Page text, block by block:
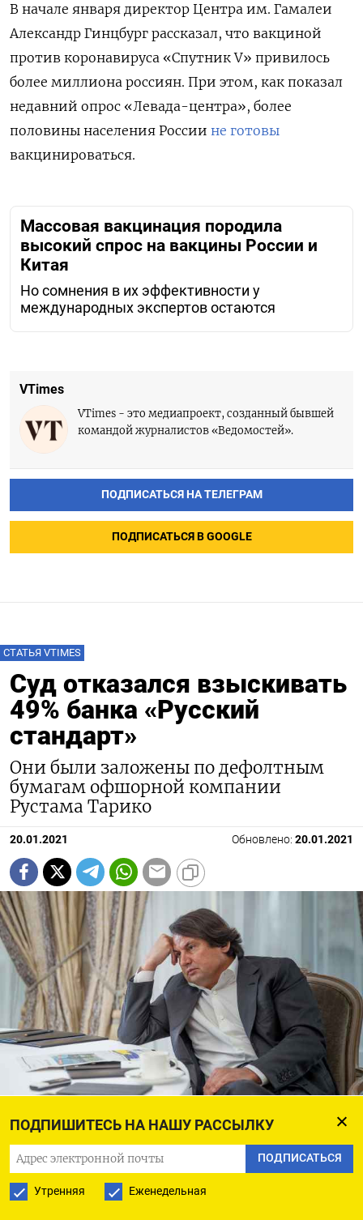
ПОДПИШИТЕСЬ НА НАШУ РАССЫЛКУ
ПОДПИСАТЬСЯ
Утренняя Еженедельная
В начале января директор Центра им. Гамалеи
Александр Гинцбург рассказал, что вакциной
против коронавируса «Спутник V» привилось
более миллиона россиян. При этом, как показал
недавний опрос «Левада-центра», более
половины населения России не готовы
вакцинироваться.
Массовая вакцинация породила
высокий спрос на вакцины России и
Китая
Но сомнения в их эффективности у
международных экспертов остаются
VTimes
VTimes - это медиапроект, созданный бывшей
командой журналистов «Ведомостей».
ПОДПИСАТЬСЯ НА ТЕЛЕГРАМ
ПОДПИСАТЬСЯ В GOOGLE
СТАТЬЯ VTIMES
Суд отказался взыскивать
49% банка «Русский
стандарт»
Они были заложены по дефолтным
бумагам офшорной компании
Рустама Тарико
20.01.2021 Обновлено: 20.01.2021
Владельцам дефолтных облигаций компании
Рустама Тарико не удалось добиться взыскания
49% акций его банка «Русский стандарт».